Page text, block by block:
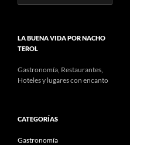
LA BUENA VIDA POR NACHO
TEROL
Gastronomía, Restaurantes,
Hoteles y lugares con encanto
CATEGORÍAS
Gastronomía